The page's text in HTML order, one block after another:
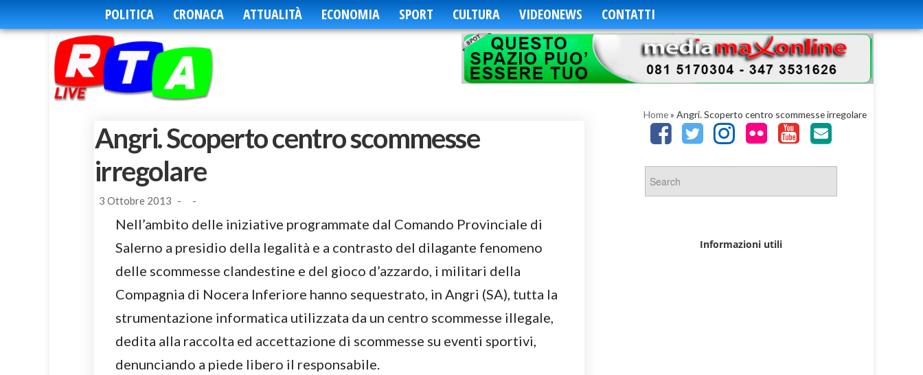
POLITICA CRONACA ATTUALITÀ ECONOMIA SPORT CULTURA VIDEONEWS CONTATTI
Home» Angri. Scoperto centro scommesse irregolare
Angri. Scoperto centro scommesse
irregolare
3 Ottobre 2013 - -
Nell’ambito delle iniziative programmate dal Comando Provinciale di
Salerno a presidio della legalità e a contrasto del dilagante fenomeno
delle scommesse clandestine e del gioco d’azzardo, i militari della
Compagnia di Nocera Inferiore hanno sequestrato, in Angri (SA), tutta la
strumentazione informatica utilizzata da un centro scommesse illegale,
dedita alla raccolta ed accettazione di scommesse su eventi sportivi,
denunciando a piede libero il responsabile.
Informazioni utili